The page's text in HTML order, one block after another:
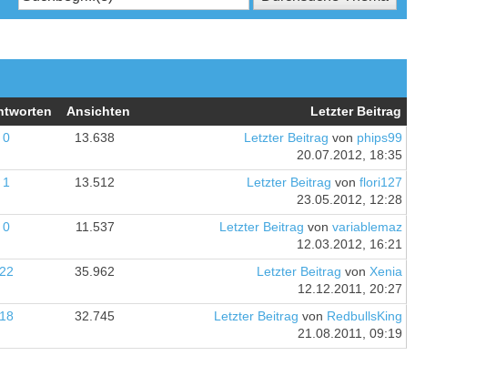
Ansichten Letzter Beitrag
0 13.638 Letzter Beitrag von phips99
20.07.2012, 18:35
1 13.512 Letzter Beitrag von flori127
23.05.2012, 12:28
0 11.537 Letzter Beitrag von variablemaz
12.03.2012, 16:21
22 35.962 Letzter Beitrag von Xenia
12.12.2011, 20:27
18 32.745 Letzter Beitrag von RedbullsKing
21.08.2011, 09:19